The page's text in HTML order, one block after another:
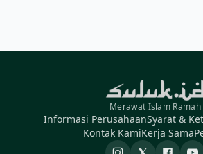
Merawat Islam Ramah
Informasi PerusahaanSyarat &
Kontak KamiKerja Sama